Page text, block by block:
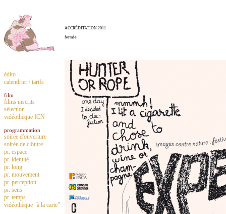
édito
calendrier / tarifs
film
films inscrits
sélection
vidéothèque ICN
programmation
soirée d'ouverture
soirée de clôture
pr. espace
pr. identité
pr. long
pr. mouvement
pr. perception
pr. sens
pr. temps
vidéothèque "à la carte"
ACCRÉDITATION 2011
fermée